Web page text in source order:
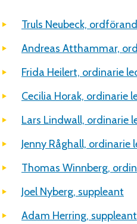
Truls Neubeck,
Andreas Atthammar,
Frida Heilert, ordinarie
Cecilia Horak, ordinarie
Lars Lindwall, ordinarie
Jenny Råghall, ordinarie
Thomas Winnberg,
Joel Nyberg, suppleant
Adam Herring, suppleant